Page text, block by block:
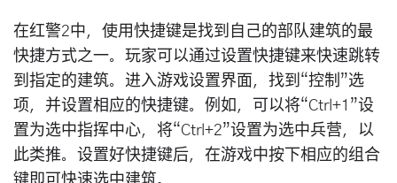
在红警2中，使用快捷键是找到自己的部队建筑的最
快捷方式之一。玩家可以通过设置快捷键来快速跳转
到指定的建筑。进入游戏设置界面，找到“控制”选
项，并设置相应的快捷键。例如，可以将“Ctrl+1”设
置为选中指挥中心，将“Ctrl+2”设置为选中兵营，以
此类推。设置好快捷键后，在游戏中按下相应的组合